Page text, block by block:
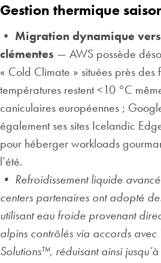
Gestion thermique
• Migration dynamique
clémentes — AWS possède
« Cold Climate » situées près des
températures restent <10 °C
caniculaires européennes ;
également ses sites Icelandic
pour héberger workloads
l’été.
• Refroidissement liquide avancé
centers partenaires ont adopté
utilisant eau froide provenant
alpins contrôlés via accords
Solutions™, réduisant ainsi